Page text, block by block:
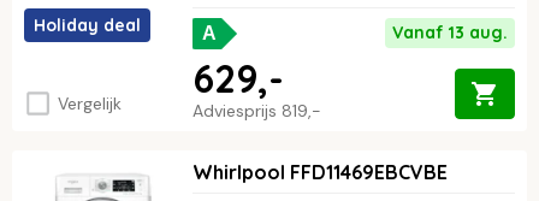
Holiday deal
Vergelijk
A Vanaf 13 aug.
Adviesprijs 819,-
629,-
Whirlpool FFD11469EBCVBE